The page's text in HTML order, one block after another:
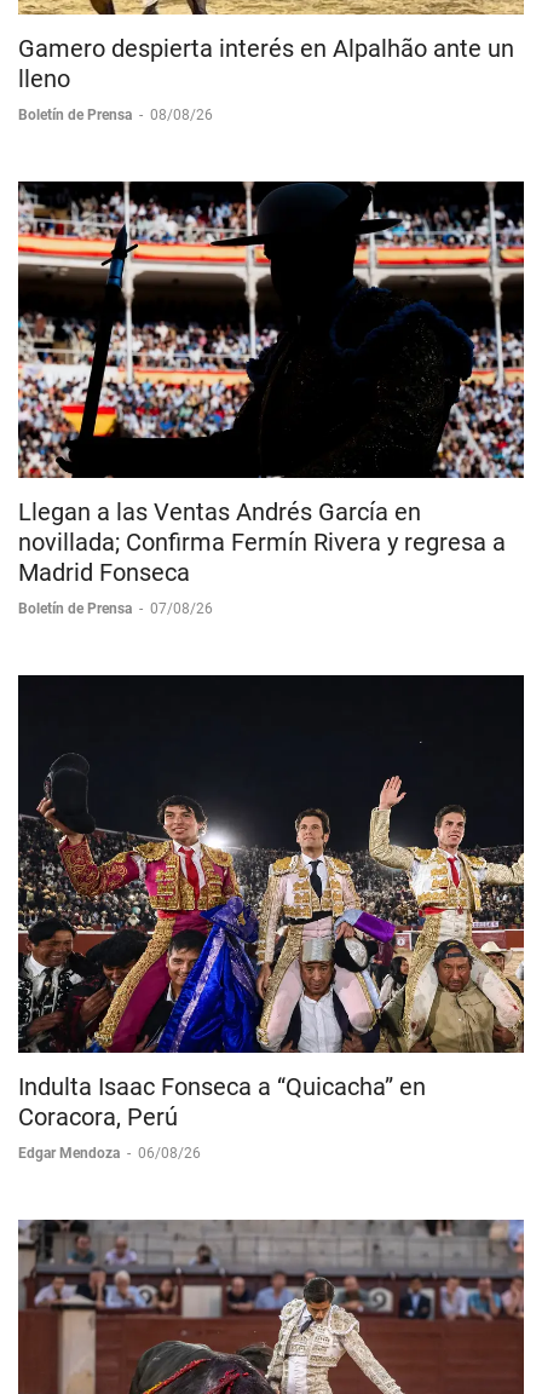
Gamero despierta interés en Alpalhão ante un
lleno
Boletín de Prensa - 08/08/26
Llegan a las Ventas Andrés García en
novillada; Confirma Fermín Rivera y regresa a
Madrid Fonseca
Boletín de Prensa - 07/08/26
Indulta Isaac Fonseca a “Quicacha” en
Coracora, Perú
Edgar Mendoza - 06/08/26